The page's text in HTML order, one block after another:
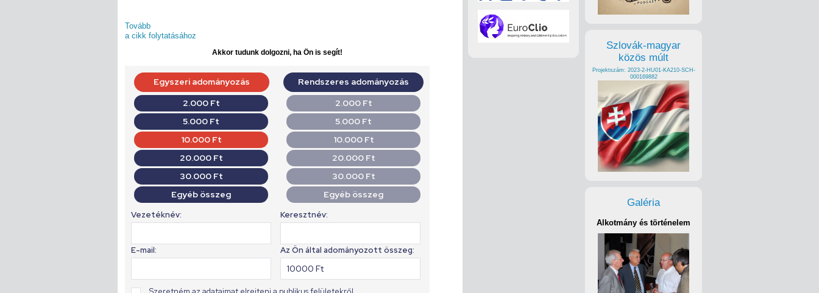
Tovább
a cikk folytatásához
Akkor tudunk dolgozni, ha Ön is segít!
Szlovák-magyar
közös múlt
Projektszám: 2023-2-HU01-KA210-SCH-
000169882
Galéria
Alkotmány és történelem